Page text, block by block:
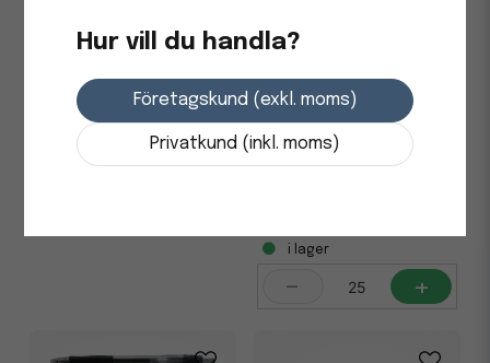
i lager
+ Gelpenna Office 0,7 blå
i lager
- +
Hur vill du handla?
Företagskund (exkl. moms)
Privatkund (inkl. moms)